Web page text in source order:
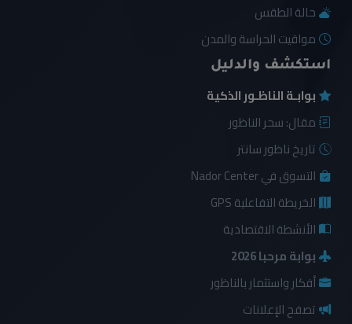
حالة الطقس
مواقيت الحراسة والمدن
استكشف والدليل
بوابـة الناظـور الذكية
مقال: سحر الناظور
تاريخ ناظور سانتر
التسوق في Nador Center
الخريطة التفاعلية GPS
الأنشطة الاقتصادية
بوابة مرحبا 2026
أفكار واستثمار بالناظور
تصفح الإعلانات